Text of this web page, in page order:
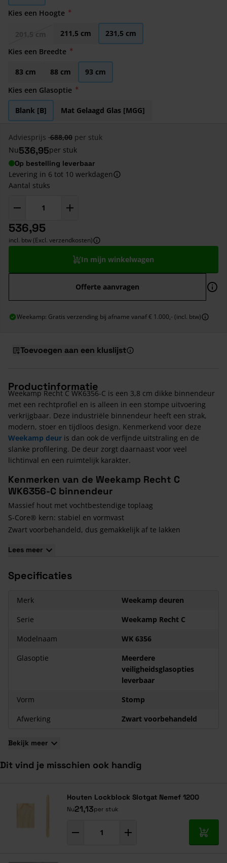
Kies een Hoogte
211,5 cm
231,5 cm
Kies een Breedte
83 cm 88 cm
93 cm
Kies een Glasoptie
Blank [B] Mat Gelaagd Glas [MGG]
Adviesprijs 688,00 per stuk
Nu536,95per stuk
Op bestelling leverbaar
Levering in 6 tot 10 werkdagen
Aantal stuks
536,95
incl. btw (Excl. verzendkosten)
In mijn winkelwagen
Offerte aanvragen
Weekamp: Gratis verzending bij afname vanaf € 1.000,- (incl. btw)
Toevoegen aan een kluslijst
Productinformatie
Weekamp Recht C WK6356-C is een 3,8 cm dikke binnendeur
met een rechtprofiel en is alleen in een stompe uitvoering
verkrijgbaar. Deze industriële binnendeur heeft een strak,
modern, stoer en tijdloos design. Kenmerkend voor deze
Weekamp deur is dan ook de verfijnde uitstraling en de
slanke profilering. De deur zorgt daarnaast voor veel
lichtinval en een ruimtelijk karakter.
Kenmerken van de Weekamp Recht C
WK6356-C binnendeur
Massief hout met vochtbestendige toplaag
S-Core® kern: stabiel en vormvast
Zwart voorbehandeld, dus gemakkelijk af te lakken
12 jaar garantie
Maatwerkproduct Weekamp Recht C WK6356-C
je een maatwerkproduct en deze zijn uitgesloten van
goed de bestelling op juistheid; aantal, type, afmeting,
Lees meer
Specificaties
Merk
Weekamp deuren
Serie
Weekamp Recht C
Modelnaam
WK 6356
Glasoptie
Meerdere
veiligheidsglasopties
leverbaar
Vorm
Stomp
Afwerking
Zwart voorbehandeld
Bekijk meer
Dit vind je misschien ook handig
Houten Lockblock Slotgat Nemef 1200
Nu21,13per stuk
In